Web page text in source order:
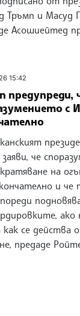
Тръмп и Масуд
Асошиейтед
15:42
предупреди,
с
че
на
и
ако
как се действа
предаде